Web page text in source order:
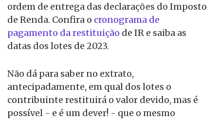
ordem de entrega das declarações do Imposto
de Renda. Confira o cronograma de
pagamento da restituição de IR e saiba as
datas dos lotes de 2023.
Não dá para saber no extrato,
antecipadamente, em qual dos lotes o
contribuinte restituirá o valor devido, mas é
possível - e é um dever! - que o mesmo